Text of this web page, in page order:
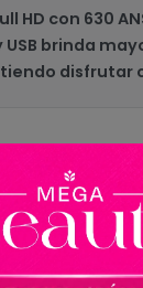
HD con
brinda